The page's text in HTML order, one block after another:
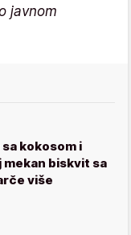
javnom
kokosom i
mekan biskvit sa
više